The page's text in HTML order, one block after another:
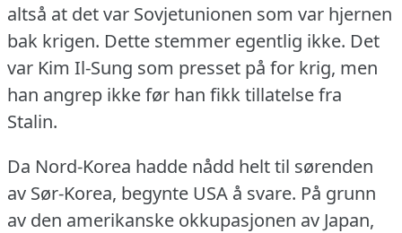
altså at det var Sovjetunionen som var hjernen
bak krigen. Dette stemmer egentlig ikke. Det
var Kim Il-Sung som presset på for krig, men
han angrep ikke før han fikk tillatelse fra
Stalin.
Da Nord-Korea hadde nådd helt til sørenden
av Sør-Korea, begynte USA å svare. På grunn
av den amerikanske okkupasjonen av Japan,